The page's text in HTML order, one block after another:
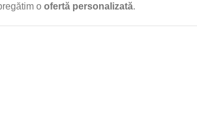
o ofertă personalizată.